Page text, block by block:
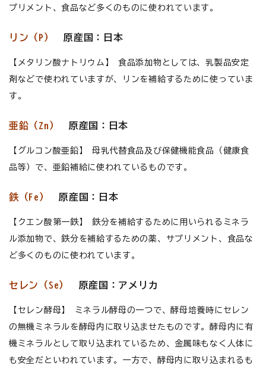
プリメント、食品など多くのものに使われています。
リン（P） 原産国：日本
【メタリン酸ナトリウム】 食品添加物としては、乳製品安定
剤などで使われていますが、リンを補給するために使っていま
す。
亜鉛（Zn） 原産国：日本
【グルコン酸亜鉛】 母乳代替食品及び保健機能食品（健康食
品等）で、亜鉛補給に使われているものです。
鉄（Fe） 原産国：日本
【クエン酸第一鉄】 鉄分を補給するために用いられるミネラ
ル添加物で、鉄分を補給するための薬、サプリメント、食品な
ど多くのものに使われています。
セレン（Se） 原産国：アメリカ
【セレン酵母】 ミネラル酵母の一つで、酵母培養時にセレン
の無機ミネラルを酵母内に取り込ませたものです。酵母内に有
機ミネラルとして取り込まれているため、金属味もなく人体に
も安全だといわれています。一方で、酵母内に取り込まれるも